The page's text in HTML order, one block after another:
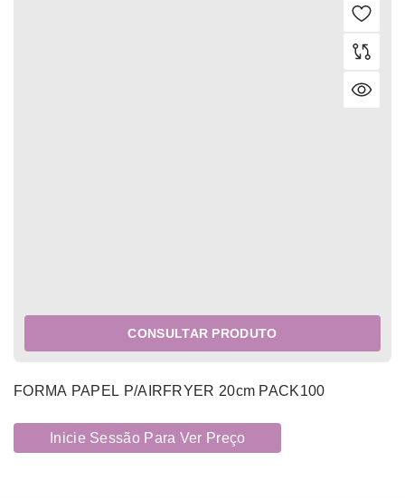
CONSULTAR PRODUTO
FORMA PAPEL P/AIRFRYER 20cm PACK100
Inicie Sessão Para Ver Preço